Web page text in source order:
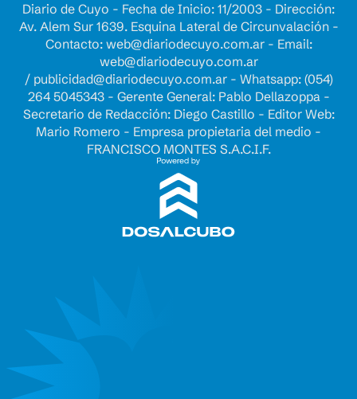
Diario de Cuyo - Fecha de Inicio: 11/2003 - Dirección:
Av. Alem Sur 1639. Esquina Lateral de Circunvalación -
Contacto: web@diariodecuyo.com.ar- Email:
web@diariodecuyo.com.ar
/ publicidad@diariodecuyo.com.ar- Whatsapp: (054)
264 5045343 - Gerente General: Pablo Dellazoppa -
Secretario de Redacción: Diego Castillo - Editor Web:
Mario Romero - Empresa propietaria del medio -
FRANCISCO MONTES S.A.C.I.F.